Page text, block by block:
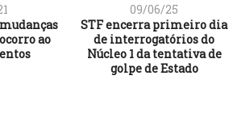
ao
09/06/25
STF encerra primeiro dia
de interrogatórios do
Núcleo 1 da tentativa de
golpe de Estado